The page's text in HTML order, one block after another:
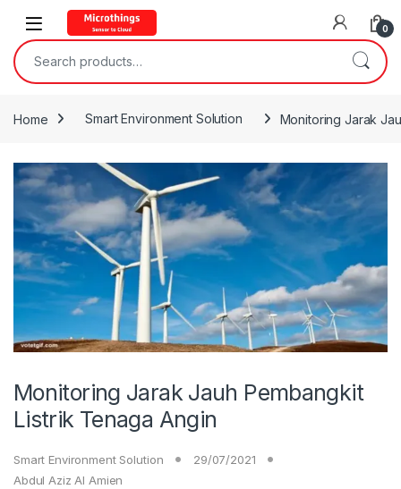
Open 0
Search for:
Home Smart Environment Solution Monitoring Jarak
Monitoring Jarak Jauh Pembangkit
Listrik Tenaga Angin
Smart Environment Solution
29/07/2021
Abdul Aziz Al Amien